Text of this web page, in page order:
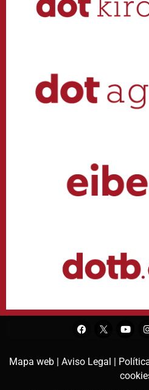
Mapa web | Aviso Legal |